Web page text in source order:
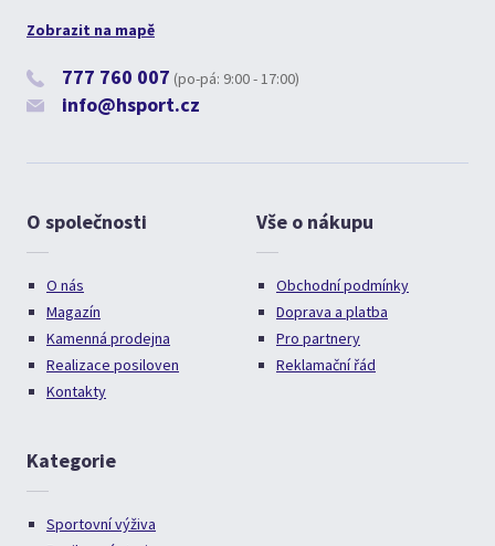
Zobrazit na mapě
777 760 007 (po-pá: 9:00 - 17:00)
info@hsport.cz
O společnosti
O nás
Magazín
Kamenná prodejna
Realizace posiloven
Kontakty
Vše o nákupu
Obchodní podmínky
Doprava a platba
Pro partnery
Reklamační řád
Kategorie
Sportovní výživa